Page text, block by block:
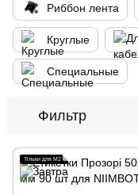
Риббон лента
Круглые
Специальные
Фильтр
Тільки для M2